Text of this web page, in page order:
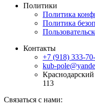
Политики
Политика
Политика
Контакты
+7 (918) 333-
kub-
113
Связаться с нами: